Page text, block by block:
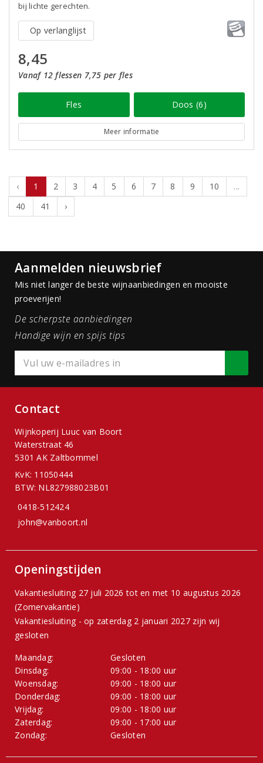
bij lichte gerechten.
Op verlanglijst
8,45
Vanaf 12 flessen 7,75 per fles
Fles Doos (6)
Meer informatie
‹ 1 2 3 4 5 6 7 8 9 10
...
40
41 ›
Aanmelden nieuwsbrief
Mis niet langer de beste wijnaanbiedingen en mooiste
proeverijen!
De scherpste aanbiedingen
Handige wijn en spijs tips
Contact
Wijnkoperij Luuc van Boort
Waterstraat 46
5301 AK Zaltbommel
KvK: 11050444
BTW: NL827988023B01
0418-512424
john@vanboort.nl
Openingstijden
Vakantiesluiting 27 juli 2026 tot en met 10 augustus 2026
(Zomervakantie)
Vakantiesluiting - op zaterdag 2 januari 2027 zijn wij
gesloten
Maandag:
Gesloten
Dinsdag:
09:00 - 18:00 uur
Woensdag:
09:00 - 18:00 uur
Donderdag:
09:00 - 18:00 uur
Vrijdag:
09:00 - 18:00 uur
Zaterdag:
09:00 - 17:00 uur
Zondag:
Gesloten